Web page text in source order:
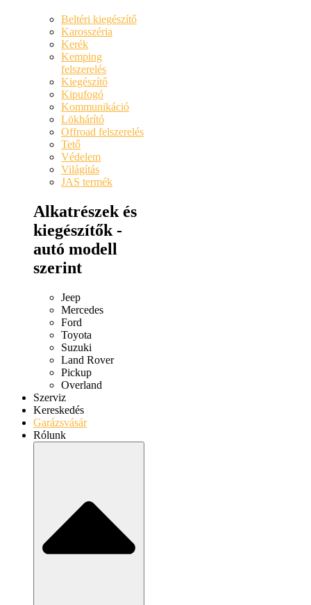
Beltéri kiegészítő
Karosszéria
Kerék
Kemping
felszerelés
Kiegészítő
Kipufogó
Kommunikáció
Lökhárító
Offroad felszerelés
Tető
Védelem
Világítás
JAS termék
Alkatrészek és
kiegészítők -
autó modell
szerint
Jeep
Mercedes
Ford
Toyota
Suzuki
Land Rover
Pickup
Overland
Szerviz
Kereskedés
Garázsvásár
Rólunk